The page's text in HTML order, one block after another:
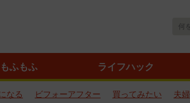
もふもふ ライフハック
なる ビフォーアフター 買ってみたい 夫婦